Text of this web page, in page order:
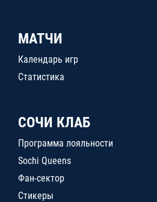
МАТЧИ
Календарь игр
Статистика
СОЧИ КЛАБ
Программа лояльности
Sochi Queens
Фан-сектор
Стикеры